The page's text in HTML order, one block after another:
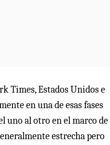
Times, Estados Unidos e
en una de esas fases
uno al otro en el marco de
estrecha pero